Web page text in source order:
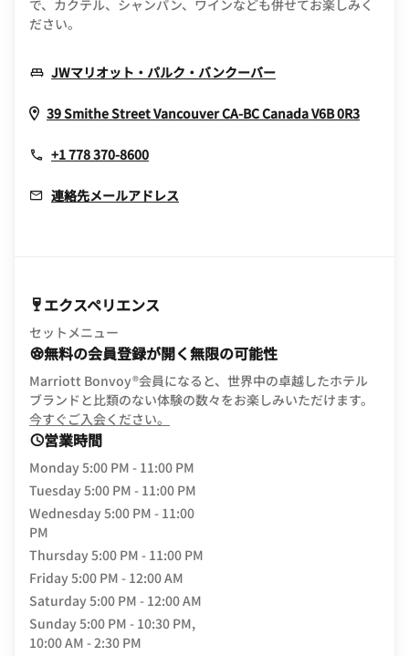
で、カクテル、シャンパン、ワインなども併せてお楽しみく
ださい。
JWマリオット・パルク・バンクーバーOpens In New
39 Smithe StreetVancouverCA-BCCanadaV6B 0R3Opens
+1 778 370-8600
連絡先メールアドレス
エクスペリエンス
セットメニュー
無料の会員登録が開く無限の可能性
Marriott Bonvoy®会員になると、世界中の卓越したホテル
ブランドと比類のない体験の数々をお楽しみいただけます。
今すぐご入会ください。
営業時間
Monday5:00 PM - 11:00 PM
Tuesday5:00 PM - 11:00 PM
Wednesday5:00 PM - 11:00
PM
Thursday5:00 PM - 11:00 PM
Friday5:00 PM - 12:00 AM
Saturday5:00 PM - 12:00 AM
Sunday5:00 PM - 10:30 PM,
10:00 AM - 2:30 PM